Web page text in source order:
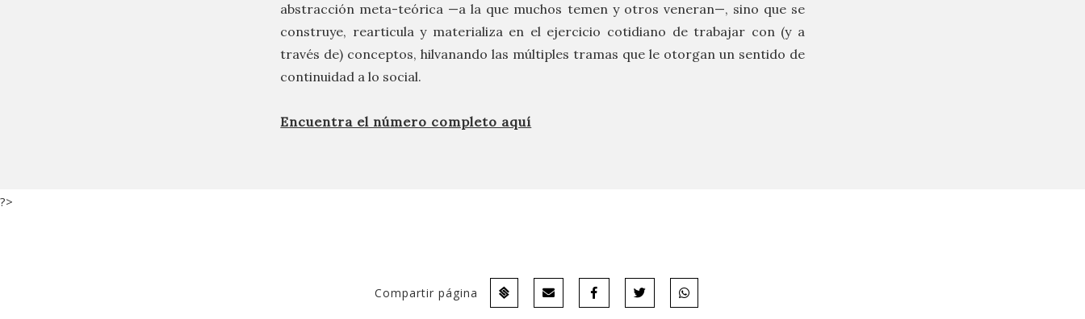
abstracción meta-teórica —a la que muchos temen y otros veneran—, sino que se
construye, rearticula y materializa en el ejercicio cotidiano de trabajar con (y a
través de) conceptos, hilvanando las múltiples tramas que le otorgan un sentido de
continuidad a lo social.
Encuentra el número completo aquí
?>
Compartir página